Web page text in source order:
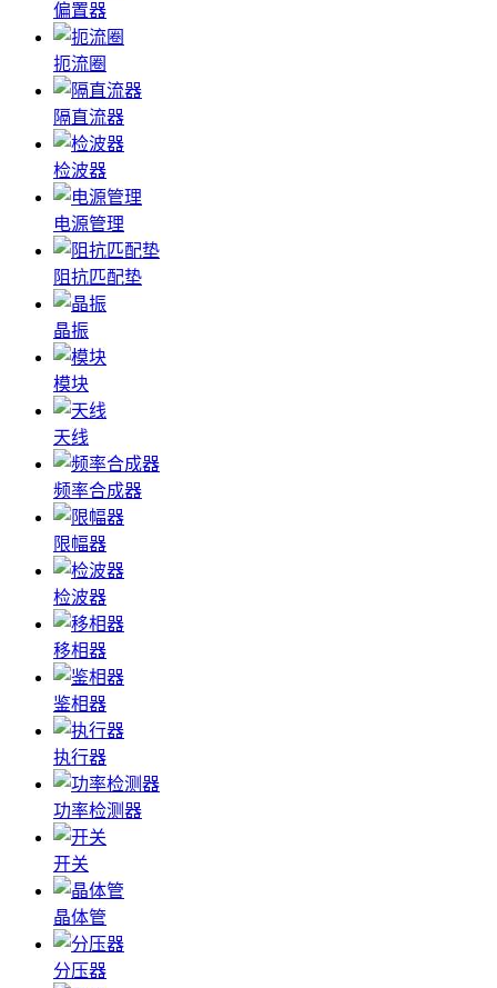
偏置器
扼流圈
隔直流器
检波器
电源管理
阻抗匹配垫
晶振
模块
天线
频率合成器
限幅器
检波器
移相器
鉴相器
执行器
功率检测器
开关
晶体管
分压器